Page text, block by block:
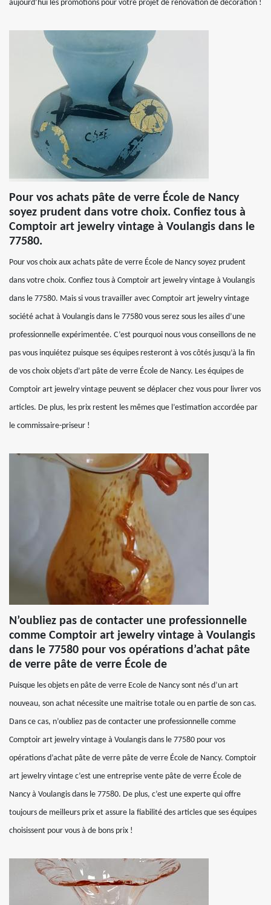
aujourd’hui les promotions pour votre projet de rénovation de décoration !
Pour vos achats pâte de verre École de Nancy
soyez prudent dans votre choix. Confiez tous à
Comptoir art jewelry vintage à Voulangis dans le
77580.
Pour vos choix aux achats pâte de verre École de Nancy soyez prudent
dans votre choix. Confiez tous à Comptoir art jewelry vintage à Voulangis
dans le 77580. Mais si vous travailler avec Comptoir art jewelry vintage
société achat à Voulangis dans le 77580 vous serez sous les ailes d’une
professionnelle expérimentée. C’est pourquoi nous vous conseillons de ne
pas vous inquiétez puisque ses équipes resteront à vos côtés jusqu’à la fin
de vos choix objets d’art pâte de verre École de Nancy. Les équipes de
Comptoir art jewelry vintage peuvent se déplacer chez vous pour livrer vos
articles. De plus, les prix restent les mêmes que l’estimation accordée par
le commissaire-priseur !
N’oubliez pas de contacter une professionnelle
comme Comptoir art jewelry vintage à Voulangis
dans le 77580 pour vos opérations d’achat pâte
de verre pâte de verre École de
Puisque les objets en pâte de verre Ecole de Nancy sont nés d’un art
nouveau, son achat nécessite une maitrise totale ou en partie de son cas.
Dans ce cas, n’oubliez pas de contacter une professionnelle comme
Comptoir art jewelry vintage à Voulangis dans le 77580 pour vos
opérations d’achat pâte de verre pâte de verre École de Nancy. Comptoir
art jewelry vintage c’est une entreprise vente pâte de verre École de
Nancy à Voulangis dans le 77580. De plus, c’est une experte qui offre
toujours de meilleurs prix et assure la fiabilité des articles que ses équipes
choisissent pour vous à de bons prix !